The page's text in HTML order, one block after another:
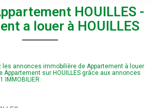
FAIRE GÉRER
Gestion Locative
CONNAITRE
Surface min
HOUILLES -
a louer à HOUILLES
annonces immobilière de Appartement à louer
Appartement sur HOUILLES grâce aux annonces
IMMOBILIER.